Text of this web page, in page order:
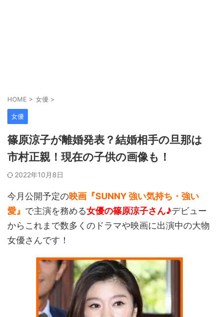
HOME > 女優 >
女優
篠原涼子が離婚発表？結婚相手の旦那は
市村正親！現在の子供の画像も！
2022年10月8日
今月公開予定の映画『SUNNY 強い気持ち・強い
愛』 で主演を務める女優の篠原涼子さん♪デビュー
からこれまで数多くのドラマや映画に出演中の大物
女優さんです！